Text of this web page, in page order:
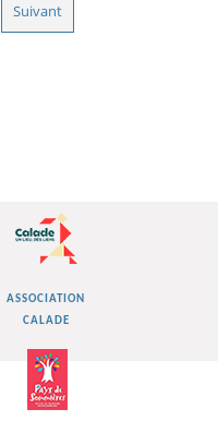
Suivant
ASSOCIATION
CALADE